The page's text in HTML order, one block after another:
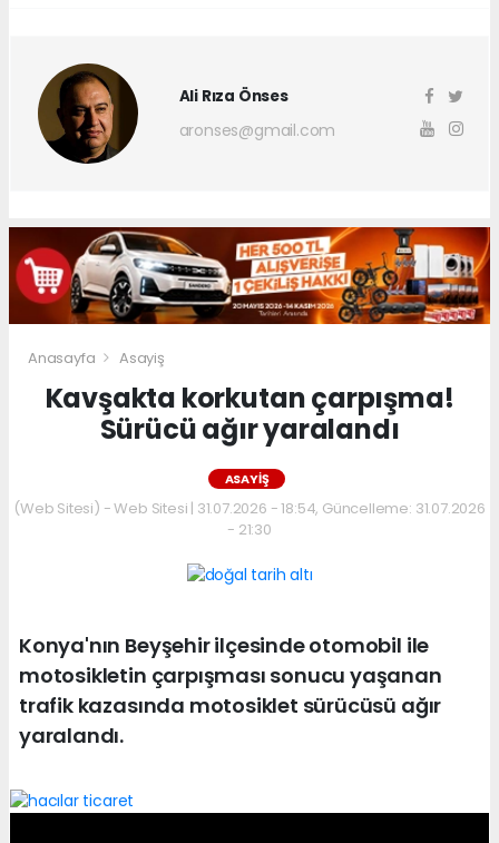
Ali Rıza Önses
aronses@gmail.com
Anasayfa Asayiş
Kavşakta korkutan çarpışma!
Sürücü ağır yaralandı
ASAYIŞ
(Web Sitesi) - Web Sitesi | 31.07.2026 - 18:54, Güncelleme: 31.07.2026
- 21:30
Konya'nın Beyşehir ilçesinde otomobil ile
motosikletin çarpışması sonucu yaşanan
trafik kazasında motosiklet sürücüsü ağır
yaralandı.